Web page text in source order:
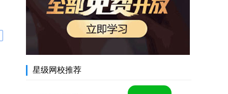
星级网校推荐